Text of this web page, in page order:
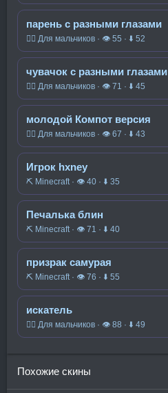
парень с разными глазами
🧍‍♂️ Для мальчиков · 👁 55 · ⬇ 52
чувачок с разными глазами
🧍‍♂️ Для мальчиков · 👁 71 · ⬇ 45
молодой Компот версия
🧍‍♂️ Для мальчиков · 👁 67 · ⬇ 43
Игрок hxney
⛏️ Minecraft · 👁 40 · ⬇ 35
Печалька блин
⛏️ Minecraft · 👁 71 · ⬇ 40
призрак самурая
⛏️ Minecraft · 👁 76 · ⬇ 55
искатель
🧍‍♂️ Для мальчиков · 👁 88 · ⬇ 49
Похожие скины